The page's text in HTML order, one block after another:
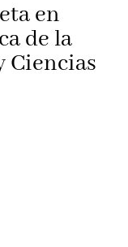
en
de la
Ciencias